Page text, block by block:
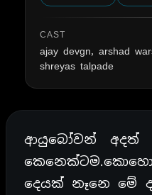
CAST
ajay devgn, arshad
shreyas talpade
ආයුබෝවන් අදත්
දෙයක් නෑනෙ මේ